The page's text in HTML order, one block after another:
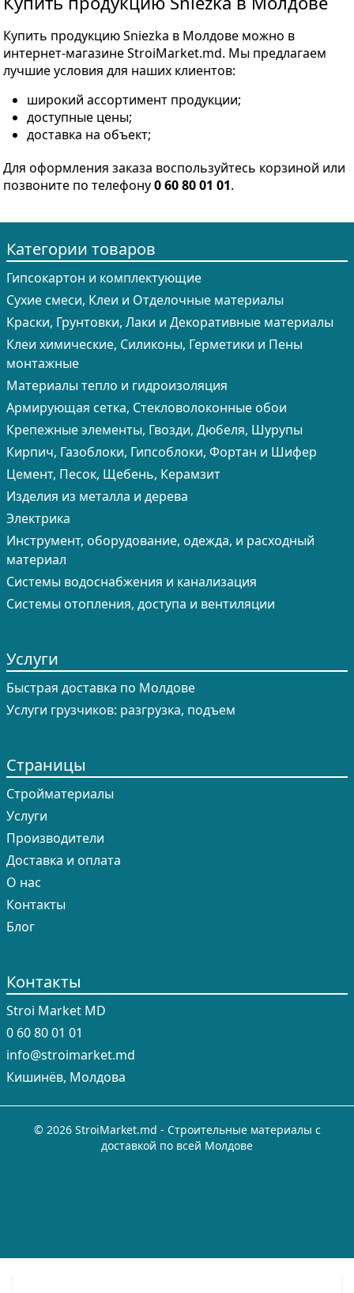
Купить продукцию Sniezka в Молдове можно в
интернет-магазине StroiMarket.md. Мы предлагаем
лучшие условия для наших клиентов:
широкий ассортимент продукции;
доступные цены;
доставка на объект;
Для оформления заказа воспользуйтесь корзиной или
позвоните по телефону0 60 80 01 01.
Категории товаров
Гипсокартон и комплектующие
Сухие смеси, Клеи и Отделочные материалы
Краски, Грунтовки, Лаки и Декоративные материалы
Клеи химические, Силиконы, Герметики и Пены
монтажные
Материалы тепло и гидроизоляция
Армирующая сетка, Стекловолоконные обои
Крепежные элементы, Гвозди, Дюбеля, Шурупы
Кирпич, Газоблоки, Гипсоблоки, Фортан и Шифер
Цемент, Песок, Щебень, Керамзит
Изделия из металла и дерева
Электрика
Инструмент, оборудование, одежда, и расходный
материал
Системы водоснабжения и канализация
Системы отопления, доступа и вентиляции
Услуги
Быстрая доставка по Молдове
Услуги грузчиков: разгрузка, подъем
Страницы
Cтройматериалы
Услуги
Производители
Доставка и оплата
О нас
Контакты
Блог
Контакты
Stroi Market MD
0 60 80 01 01
info@stroimarket.md
Кишинёв, Молдова
© 2026 StroiMarket.md - Строительные материалы с
доставкой по всей Молдове